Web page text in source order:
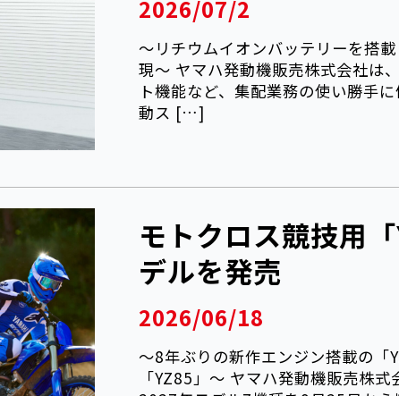
2026/07/2
～リチウムイオンバッテリーを搭
現～ ヤマハ発動機販売株式会社は
ト機能など、集配業務の使い勝手
動ス […]
モトクロス競技用
デルを発売
2026/06/18
～8年ぶりの新作エンジン搭載の
「YZ85」～ ヤマハ発動機販売株